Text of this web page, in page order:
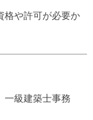
格や許可が必要か
一級建築士事務